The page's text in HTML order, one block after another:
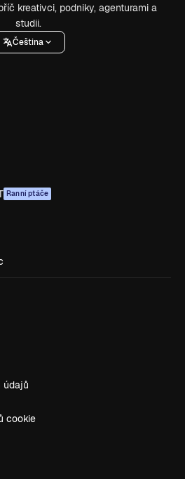
kreativci, podniky, agenturami a
studii.
Čeština
Ranní ptáče
údajů
cookie